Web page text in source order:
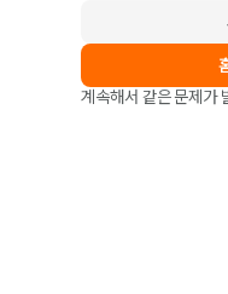
계속해서 같은 문제가